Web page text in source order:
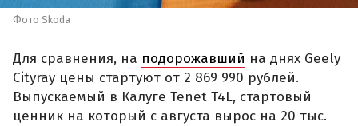
Фото Skoda
Для сравнения, на подорожавший на днях Geely
Cityray цены стартуют от 2 869 990 рублей.
Выпускаемый в Калуге Tenet T4L, стартовый
ценник на который с августа вырос на 20 тыс.